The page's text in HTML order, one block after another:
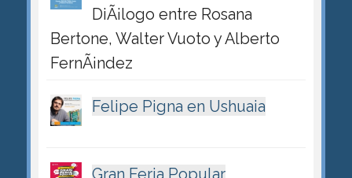
DiÃ¡logo entre Rosana
Bertone, Walter Vuoto y Alberto
FernÃ¡ndez
Felipe Pigna en Ushuaia
Gran Feria Popular